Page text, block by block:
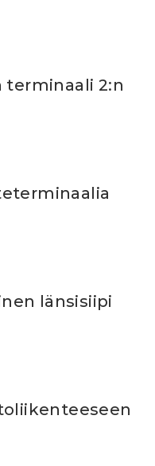
terminaali 2:n
länsisiipi